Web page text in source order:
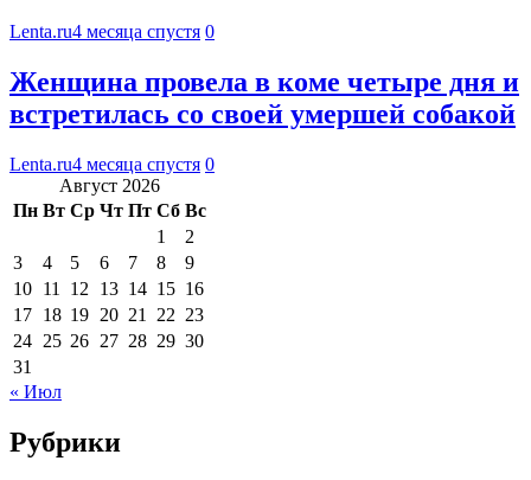
Lenta.ru4 месяца спустя 0
Женщина провела в коме четыре дня и
встретилась со своей умершей собакой
Lenta.ru4 месяца спустя 0
Август 2026
Пн Вт Ср Чт Пт Сб Вс
1
2
3
4 5 6 7 8
9
10 11 12 13 14 15 16
17 18 19 20 21 22 23
24 25 26 27 28 29 30
31
« Июл
Рубрики